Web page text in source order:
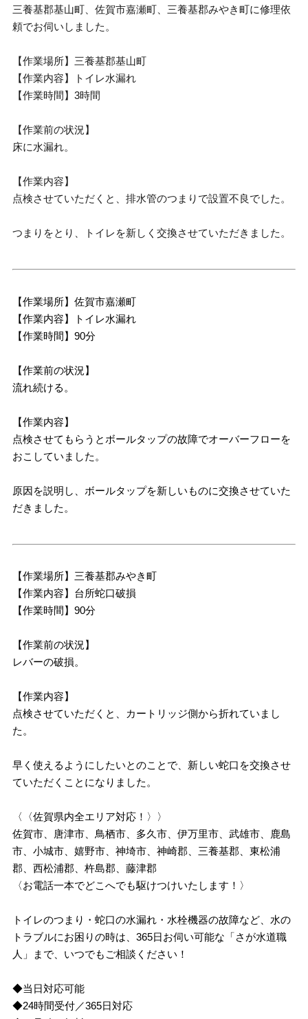
三養基郡基山町、佐賀市嘉瀬町、三養基郡みやき町に修理依
頼でお伺いしました。
【作業場所】三養基郡基山町
【作業内容】トイレ水漏れ
【作業時間】3時間
【作業前の状況】
床に水漏れ。
【作業内容】
点検させていただくと、排水管のつまりで設置不良でした。
つまりをとり、トイレを新しく交換させていただきました。
【作業場所】佐賀市嘉瀬町
【作業内容】トイレ水漏れ
【作業時間】90分
【作業前の状況】
流れ続ける。
【作業内容】
点検させてもらうとボールタップの故障でオーバーフローを
おこしていました。
原因を説明し、ボールタップを新しいものに交換させていた
だきました。
【作業場所】三養基郡みやき町
【作業内容】台所蛇口破損
【作業時間】90分
【作業前の状況】
レバーの破損。
【作業内容】
点検させていただくと、カートリッジ側から折れていまし
た。
早く使えるようにしたいとのことで、新しい蛇口を交換させ
ていただくことになりました。
〈〈佐賀県内全エリア対応！〉〉
佐賀市、唐津市、鳥栖市、多久市、伊万里市、武雄市、鹿島
市、小城市、嬉野市、神埼市、神崎郡、三養基郡、東松浦
郡、西松浦郡、杵島郡、藤津郡
〈お電話一本でどこへでも駆けつけいたします！〉
トイレのつまり・蛇口の水漏れ・水栓機器の故障など、水の
トラブルにお困りの時は、365日お伺い可能な「さが水道職
人」まで、いつでもご相談ください！
◆当日対応可能
◆24時間受付／365日対応